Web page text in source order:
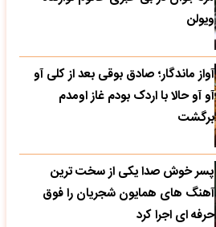
ویولن
آواز ماندگار؛ صادق بوقی بعد از کلی آو
آو آو حالا با اردک بودم غاز اومدم
برگشت
پسر خوش صدا یکی از سخت ترین
آهنگ های همایون شجریان را فوق
حرفه ای اجرا کرد